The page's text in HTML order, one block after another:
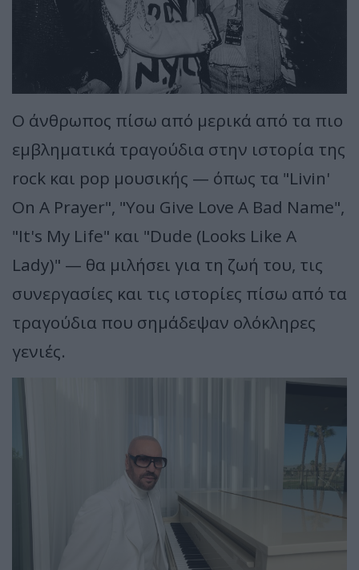
Ο άνθρωπος πίσω από μερικά από τα πιο
εμβληματικά τραγούδια στην ιστορία της
rock και pop μουσικής — όπως τα "Livin'
On A Prayer", "You Give Love A Bad Name",
"It's My Life" και "Dude (Looks Like A
Lady)" — θα μιλήσει για τη ζωή του, τις
συνεργασίες και τις ιστορίες πίσω από τα
τραγούδια που σημάδεψαν ολόκληρες
γενιές.